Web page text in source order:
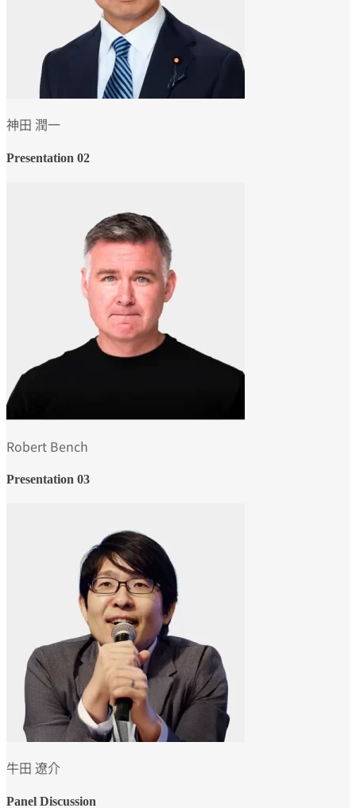
神田 潤一
Presentation 02
Robert Bench
Presentation 03
牛田 遼介
Panel Discussion